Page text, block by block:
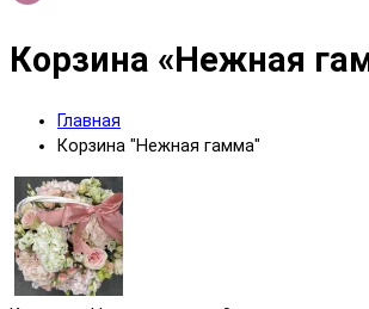
Корзина «Нежная
Главная
Корзина "Нежная гамма"